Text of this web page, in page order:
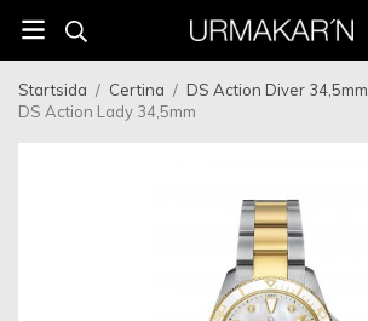
Startsida / Certina / DS Action Diver 34,5mm
DS Action Lady 34,5mm